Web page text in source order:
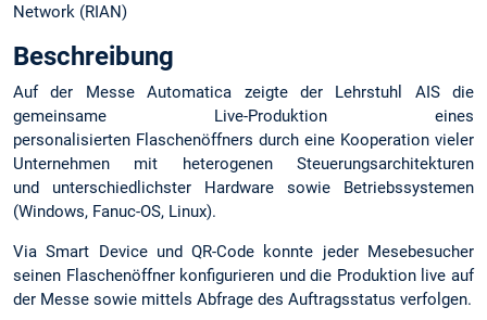
Network (RIAN)
Beschreibung
Auf der Messe Automatica zeigte der Lehrstuhl AIS die
gemeinsame Live-Produktion eines
personalisierten Flaschenöffners durch eine Kooperation vieler
Unternehmen mit heterogenen Steuerungsarchitekturen
und unterschiedlichster Hardware sowie Betriebssystemen
(Windows, Fanuc-OS, Linux).
Via Smart Device und QR-Code konnte jeder Mesebesucher
seinen Flaschenöffner konfigurieren und die Produktion live auf
der Messe sowie mittels Abfrage des Auftragsstatus verfolgen.